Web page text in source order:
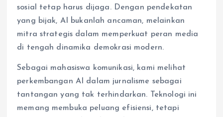
sosial tetap harus dijaga. Dengan pendekatan
yang bijak, AI bukanlah ancaman, melainkan
mitra strategis dalam memperkuat peran media
di tengah dinamika demokrasi modern.
Sebagai mahasiswa komunikasi, kami melihat
perkembangan AI dalam jurnalisme sebagai
tantangan yang tak terhindarkan. Teknologi ini
memang membuka peluang efisiensi, tetapi